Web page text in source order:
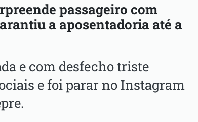
passageiro com
a aposentadoria até a
e com desfecho triste
e foi parar no Instagram